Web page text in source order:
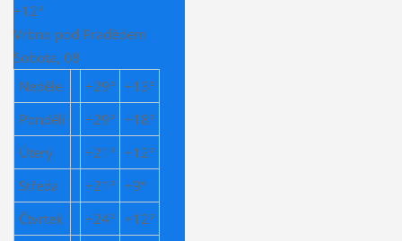
+12°
Vrbno pod Pradědem
Sobota, 08
Neděle
+29° +13°
Pondělí
+29° +18°
Úterý
+21° +12°
Středa
+21° +9°
Čtvrtek
+24° +12°